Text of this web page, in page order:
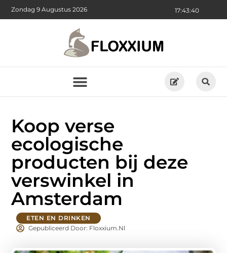
17:43:42
Zondag 9 Augustus 2026
Koop verse
ecologische
producten bij deze
verswinkel in
Amsterdam
ETEN EN DRINKEN
Gepubliceerd Door: Floxxium.nl